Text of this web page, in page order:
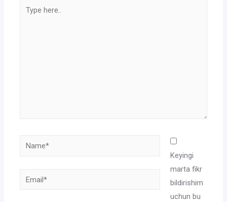
Name*
Email*
Keyingi
marta fikr
bildirishim
uchun bu